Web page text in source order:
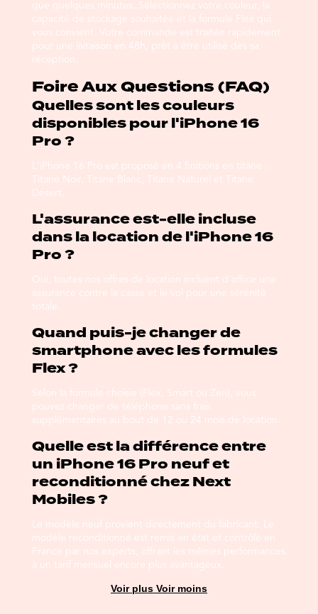
que quelques minutes. Sélectionnez votre couleur, la
capacité de stockage souhaitée et la formule Flex qui
vous convient. Votre commande est traitée rapidement
pour une
livraison en 48h
, prêt à être utilisé dès sa
réception.
Foire Aux Questions (FAQ)
Quelles sont les couleurs
disponibles pour l'iPhone 16
Pro ?
L'iPhone 16 Pro est proposé en 4 finitions en titane :
Titane Noir, Titane Blanc, Titane Naturel et Titane
Désert.
L'assurance est-elle incluse
dans la location de l'iPhone 16
Pro ?
Oui, toutes nos offres de location incluent d'office une
assurance contre la casse et le vol pour une sérénité
totale.
Quand puis-je changer de
smartphone avec les formules
Flex ?
Selon la formule choisie (Flex, Smart ou Zen), vous
pouvez changer de téléphone sans frais
supplémentaires au bout de 12 ou 24 mois de location.
Quelle est la différence entre
un iPhone 16 Pro neuf et
reconditionné chez Next
Mobiles ?
Le modèle neuf provient directement du fabricant. Le
modèle reconditionné est remis en état et contrôlé en
France par nos experts, offrant les mêmes performances
à un tarif mensuel encore plus avantageux.
Voir plus Voir moins